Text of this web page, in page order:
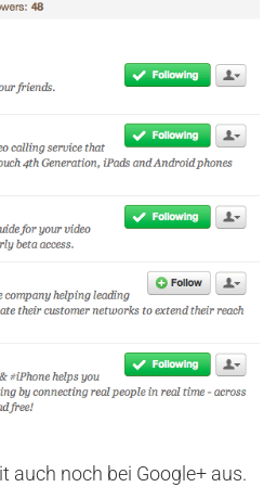
auch noch bei Google+ aus.